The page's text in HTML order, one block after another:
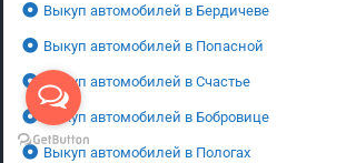
Выкуп автомобилей в Бердичеве
Выкуп автомобилей в Попасной
Выкуп автомобилей в Счастье
Выкуп автомобилей в Бобровице
Выкуп автомобилей в Пологах